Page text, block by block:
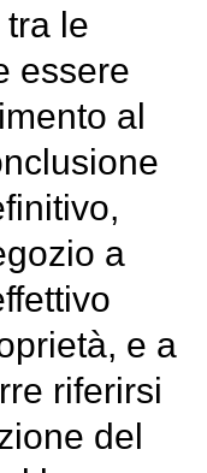
le
essere
al
a
e a
riferirsi
del